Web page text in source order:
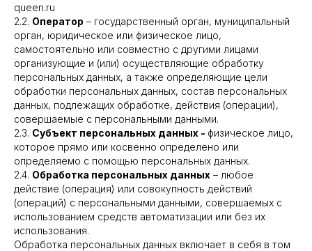
queen.ru
2.2. Оператор – государственный орган, муниципальный
орган, юридическое или физическое лицо,
самостоятельно или совместно с другими лицами
организующие и (или) осуществляющие обработку
персональных данных, а также определяющие цели
обработки персональных данных, состав персональных
данных, подлежащих обработке, действия (операции),
совершаемые с персональными данными.
2.3. Субъект персональных данных - физическое лицо,
которое прямо или косвенно определено или
определяемо с помощью персональных данных.
2.4. Обработка персональных данных – любое
действие (операция) или совокупность действий
(операций) с персональными данными, совершаемых с
использованием средств автоматизации или без их
использования.
Обработка персональных данных включает в себя в том